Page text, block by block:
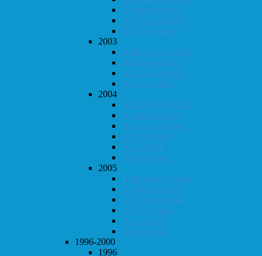
Høstturneringen
KM i hurtigsjakk
KM i lynsjakk
2003
Klubbmesterskapet
Høstturneringen
KM i hurtigsjakk
KM i lynsjakk
2004
Klubbmesterskapet
Høstturneringen
KM i hurtigsjakk
KM i lynsjakk
Vår-konrad
Høst-konrad
2005
Klubbmesterskapet
Høstturneringen
KM i hurtigsjakk
KM i lynsjakk
Vår-konrad
Høst-konrad
1996-2000
1996